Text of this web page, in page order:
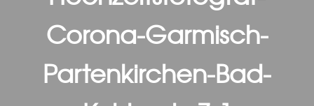
Corona-Garmisch-
Partenkirchen-Bad-